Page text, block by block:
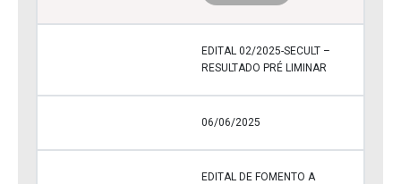
EDITAL 02/2025-SECULT –
RESULTADO PRÉ LIMINAR
06/06/2025
EDITAL DE FOMENTO A